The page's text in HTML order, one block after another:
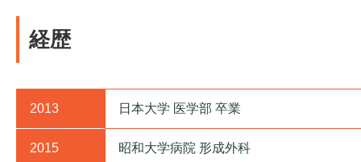
経歴
2013 日本大学 医学部 卒業
2015 昭和大学病院 形成外科